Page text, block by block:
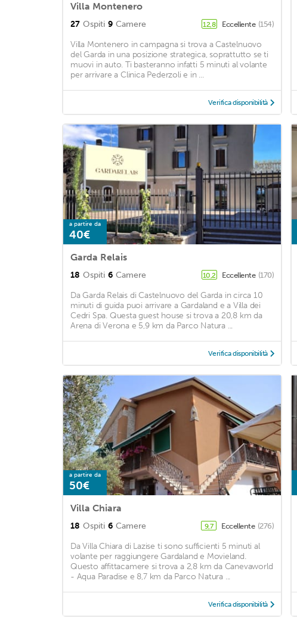
Villa Montenero
27 Ospiti 9 Camere 12,8 Eccellente (154)
Villa Montenero in campagna si trova a Castelnuovo
del Garda in una posizione strategica, soprattutto se ti
muovi in auto. Ti basteranno infatti 5 minuti al volante
per arrivare a Clinica Pederzoli e in ...
Verifica disponibilità
a partire da
40€
Garda Relais
18 Ospiti 6 Camere 10,2 Eccellente (170)
Da Garda Relais di Castelnuovo del Garda in circa 10
minuti di guida puoi arrivare a Gardaland e a Villa dei
Cedri Spa. Questa guest house si trova a 20,8 km da
Arena di Verona e 5,9 km da Parco Natura ...
Verifica disponibilità
a partire da
50€
Villa Chiara
18 Ospiti 6 Camere 9,7 Eccellente (276)
Da Villa Chiara di Lazise ti sono sufficienti 5 minuti al
volante per raggiungere Gardaland e Movieland.
Questo affittacamere si trova a 2,8 km da Canevaworld
- Aqua Paradise e 8,7 km da Parco Natura ...
Verifica disponibilità